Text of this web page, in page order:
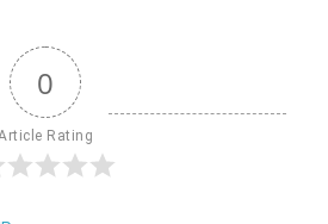
0
Rating